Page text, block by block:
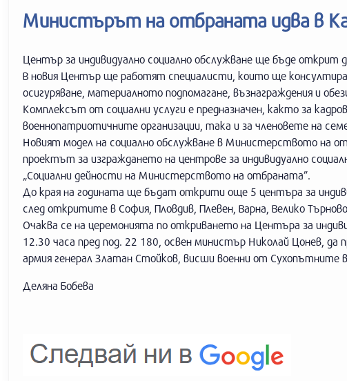
Министърът на отбраната идва в
Център за индивидуално социално обслужване ще бъде
В новия Център ще работят специалисти, които ще
осигуряване, материалното подпомагане, възнаграждения и
Комплексът от социални услуги е предназначен, както за
военнопатриотичните организации, така и за членовете на
Новият модел на социално обслужване в Министерството на
проектът за изграждането на центрове за индивидуално
„Социални дейности на Министерството на отбраната”.
До края на годината ще бъдат открити още 5 центъра за
след откритите в София, Пловдив, Плевен, Варна, Велико
Очаква се на церемонията по откриването на Центъра за
12.30 часа пред под. 22 180, освен министър Николай Цонев,
армия генерал Златан Стойков, висши военни от Сухопътните
Деляна Бобева